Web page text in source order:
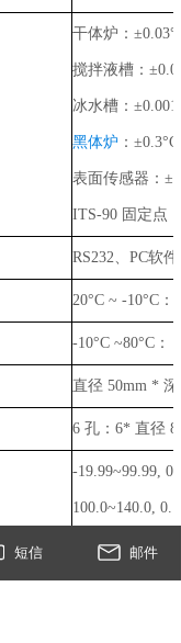
干体炉： ±0.03°C
搅拌液槽：
冰水槽：
黑体炉 ： ±0.3°C
表面传感器：
ITS-90 固定点：
RS232、 PC软件
20°C ~ -10°C ：
-10°C ~80°C ：
直径 50mm * 深
6 孔： 6* 直径
-19.99~99.99,
100.0~140.0,
°C , °F , K
短信 邮件